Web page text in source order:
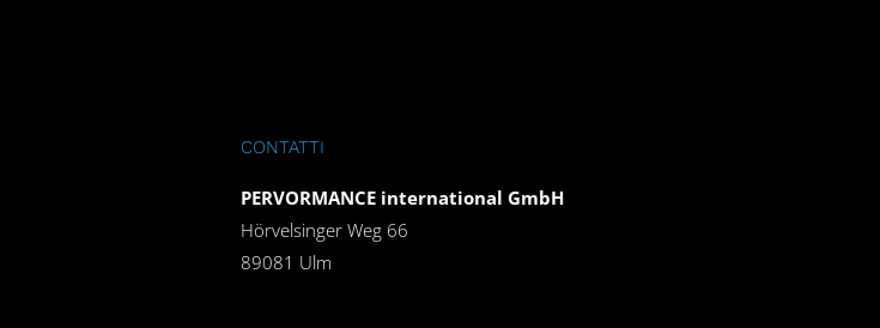
CONTATTI
PERVORMANCE international GmbH
Hörvelsinger Weg 66
89081 Ulm